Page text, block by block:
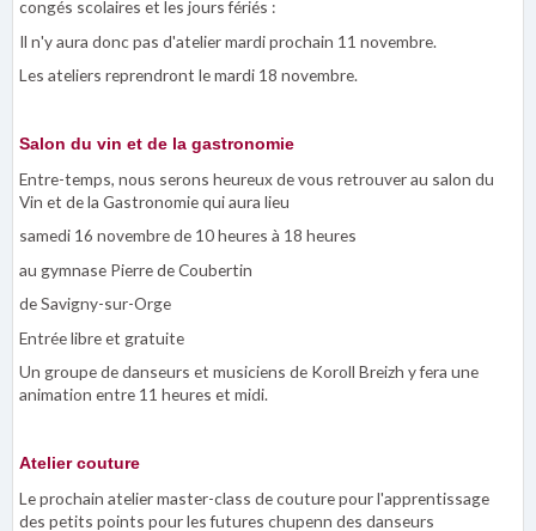
congés scolaires et les jours fériés :
Il n'y aura donc pas d'atelier mardi prochain 11 novembre.
Les ateliers reprendront le mardi 18 novembre.
Salon du vin et de la gastronomie
Entre-temps, nous serons heureux de vous retrouver au salon du
Vin et de la Gastronomie qui aura lieu
samedi 16 novembre de 10 heures à 18 heures
au gymnase Pierre de Coubertin
de Savigny-sur-Orge
Entrée libre et gratuite
Un groupe de danseurs et musiciens de Koroll Breizh y fera une
animation entre 11 heures et midi.
Atelier couture
Le prochain atelier master-class de couture pour l'apprentissage
des petits points pour les futures chupenn des danseurs